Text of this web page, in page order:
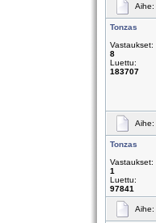
Aihe:
Tonzas
Vastaukset:
8
Luettu:
183707
Aihe:
Tonzas
Vastaukset:
1
Luettu:
97841
Aihe: